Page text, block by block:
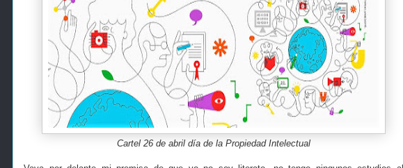
Cartel 26 de abril día de la Propiedad Intelectual